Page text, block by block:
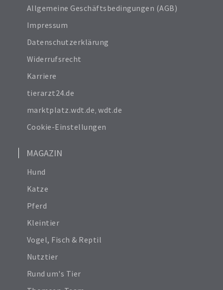
7
9
Sitemap
Allgemeine Geschäftsbedingungen (AGB)
Impressum
Datenschutzerklärung
Widerrufsrecht
Karriere
tierarzt24.de
marktplatz.wdt.de,wdt.de
MAGAZIN
Hund
Katze
Pferd
Kleintier
Vogel, Fisch & Reptil
Nutztier